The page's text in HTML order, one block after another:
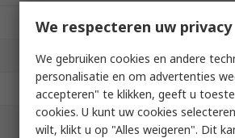
Merk
Product Type
Memory Size
Memory Card Format
We respecteren uw privacy
We gebruiken cookies en andere
personalisatie en om advertenties
accepteren" te klikken, geeft u
cookies. U kunt uw cookies
wilt, klikt u op "Alles weigeren". Dit